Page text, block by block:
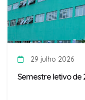
29 julho 2026
Semestre letivo de